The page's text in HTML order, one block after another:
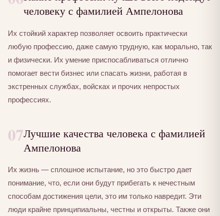
человеку с фамилией Ампелонова
Их стойкий характер позволяет освоить практически
любую профессию, даже самую трудную, как морально, так
и физически. Их умение приспосабливаться отлично
помогает вести бизнес или спасать жизни, работая в
экстренных службах, войсках и прочих непростых
профессиях.
07Лучшие качества человека с фамилией
Ампелонова
Их жизнь — сплошное испытание, но это быстро дает
понимание, что, если они будут прибегать к нечестным
способам достижения цели, это им только навредит. Эти
люди крайне принципиальны, честны и открыты. Также они